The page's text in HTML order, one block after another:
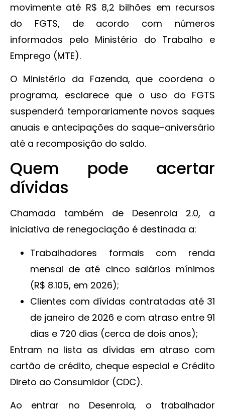
movimente até R$ 8,2 bilhões em recursos
do FGTS, de acordo com números
informados pelo Ministério do Trabalho e
Emprego (MTE).
O Ministério da Fazenda, que coordena o
programa, esclarece que o uso do FGTS
suspenderá temporariamente novos saques
anuais e antecipações do saque-aniversário
até a recomposição do saldo.
Quem pode acertar
dívidas
Chamada também de Desenrola 2.0, a
iniciativa de renegociação é destinada a:
Trabalhadores formais com renda
mensal de até cinco salários mínimos
(R$ 8.105, em 2026);
Clientes com dívidas contratadas até 31
de janeiro de 2026 e com atraso entre 91
dias e 720 dias (cerca de dois anos);
Entram na lista as dívidas em atraso com
cartão de crédito, cheque especial e Crédito
Direto ao Consumidor (CDC).
Ao entrar no Desenrola, o trabalhador